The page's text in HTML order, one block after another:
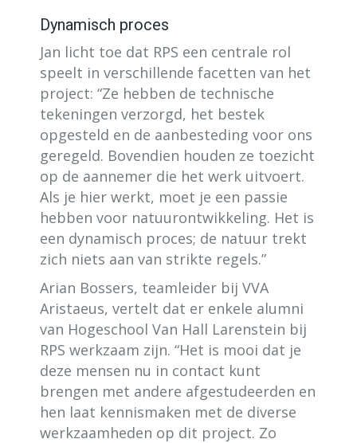
Dynamisch proces
Jan licht toe dat RPS een centrale rol
speelt in verschillende facetten van het
project: “Ze hebben de technische
tekeningen verzorgd, het bestek
opgesteld en de aanbesteding voor ons
geregeld. Bovendien houden ze toezicht
op de aannemer die het werk uitvoert.
Als je hier werkt, moet je een passie
hebben voor natuurontwikkeling. Het is
een dynamisch proces; de natuur trekt
zich niets aan van strikte regels.”
Arian Bossers, teamleider bij VVA
Aristaeus, vertelt dat er enkele alumni
van Hogeschool Van Hall Larenstein bij
RPS werkzaam zijn. “Het is mooi dat je
deze mensen nu in contact kunt
brengen met andere afgestudeerden en
hen laat kennismaken met de diverse
werkzaamheden op dit project. Zo